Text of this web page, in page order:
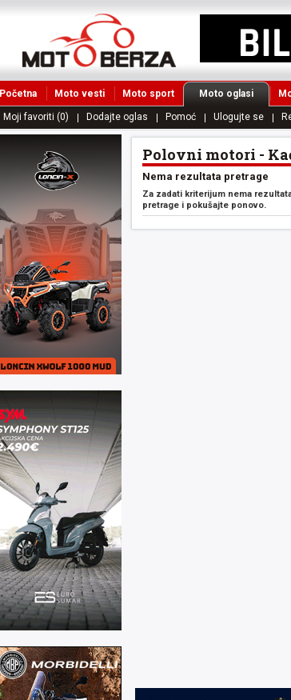
Početna Moto vesti Moto sport Moto oglasi
Moji favoriti (0) Dodajte oglas Pomoć Ulogujte se
Polovni motori -
Nema rezultata pretrage
Za zadati kriterijum nema
pretrage i pokušajte ponovo.